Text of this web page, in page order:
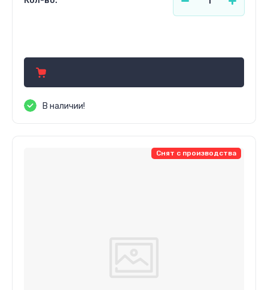
В наличии!
Снят с производства